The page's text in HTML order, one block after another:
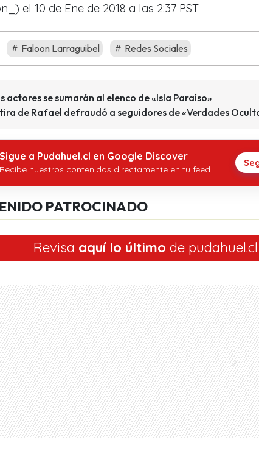
el 10 de Ene de 2018 a las 2:37 PST
Faloon Larraguibel Redes Sociales
actores se sumarán al elenco de «Isla Paraíso»
de Rafael defraudó a seguidores de «Verdades
Sigue a Pudahuel.cl en Google Discover
Recibe nuestros contenidos directamente en tu feed.
PATROCINADO
Revisa aquí lo último de pudahuel.cl